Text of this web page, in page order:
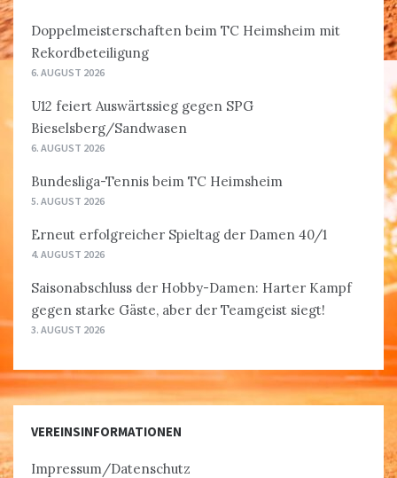
Doppelmeisterschaften beim TC Heimsheim mit
Rekordbeteiligung
6. AUGUST 2026
U12 feiert Auswärtssieg gegen SPG
Bieselsberg/Sandwasen
6. AUGUST 2026
Bundesliga-Tennis beim TC Heimsheim
5. AUGUST 2026
Erneut erfolgreicher Spieltag der Damen 40/1
4. AUGUST 2026
Saisonabschluss der Hobby-Damen: Harter Kampf
gegen starke Gäste, aber der Teamgeist siegt!
3. AUGUST 2026
VEREINSINFORMATIONEN
Impressum/Datenschutz